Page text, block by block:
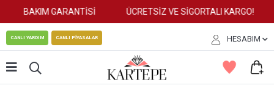
BAKIM GARANTİSİ ÜCRETSİZ VE SİGORTALI KARGO!
CANLI YARDIM CANLI PİYASALAR HESABIM